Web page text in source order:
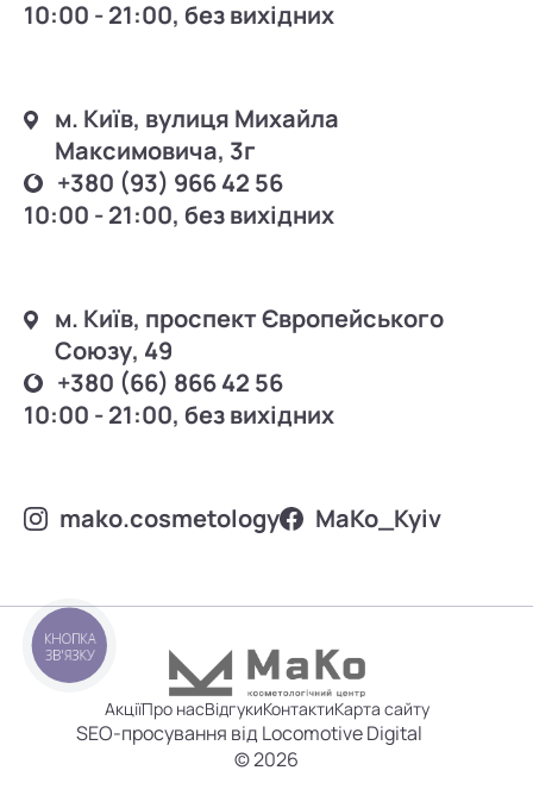
10:00 - 21:00, без вихідних
м. Київ, вулиця Михайла
Максимовича, 3г
+380 (93) 966 42 56
10:00 - 21:00, без вихідних
м. Київ, проспект Європейського
Союзу, 49
+380 (66) 866 42 56
10:00 - 21:00, без вихідних
mako.cosmetology MаKo_Kyiv
АкціїПро насВідгукиКонтактиКарта сайту
SEO-просування від Locomotive Digital
© 2026
КНОПКА
ЗВ'ЯЗКУ